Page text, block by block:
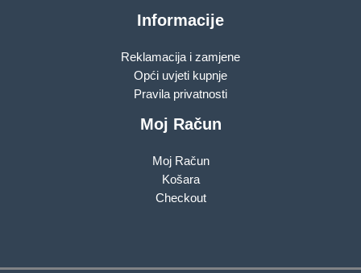
Informacije
Reklamacija i zamjene
Opći uvjeti kupnje
Pravila privatnosti
Moj Račun
Moj Račun
Košara
Checkout